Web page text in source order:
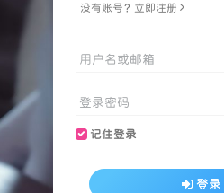
没有账号？立即注册
用户名或邮箱
登录密码
记住登录
登录